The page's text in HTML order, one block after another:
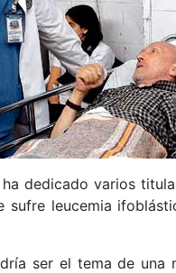
dedicado varios
sufre leucemia
ser el tema de una